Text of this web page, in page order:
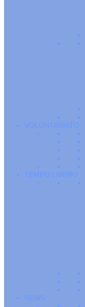
VOLONTARIATO
TEMPO LIBERO
NEWS